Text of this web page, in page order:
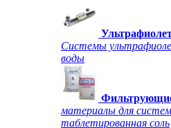
Системы
воды
материалы для
таблетированная соль